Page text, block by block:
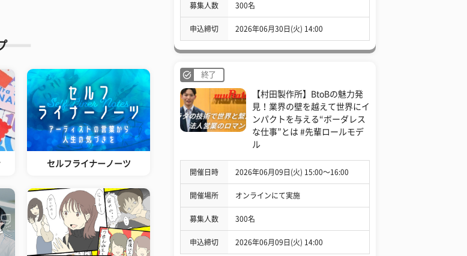
セルフライナーノーツ
募集人数 300名
申込締切 2026年06月30日(火) 14:00
終了
【村田製作所】BtoBの魅力発
見！業界の壁を越えて世界にイ
ンパクトを与える“ボーダレス
な仕事”とは #先輩ロールモデ
ル
開催日時 2026年06月09日(火) 15:00〜16:00
開催場所 オンラインにて実施
募集人数 300名
申込締切 2026年06月09日(火) 14:00